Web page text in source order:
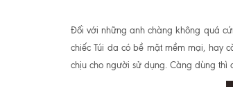
Đối với những anh chàng không quá
chiếc Túi da có bề mặt mềm mại, hay
chịu cho người sử dụng. Càng dùng